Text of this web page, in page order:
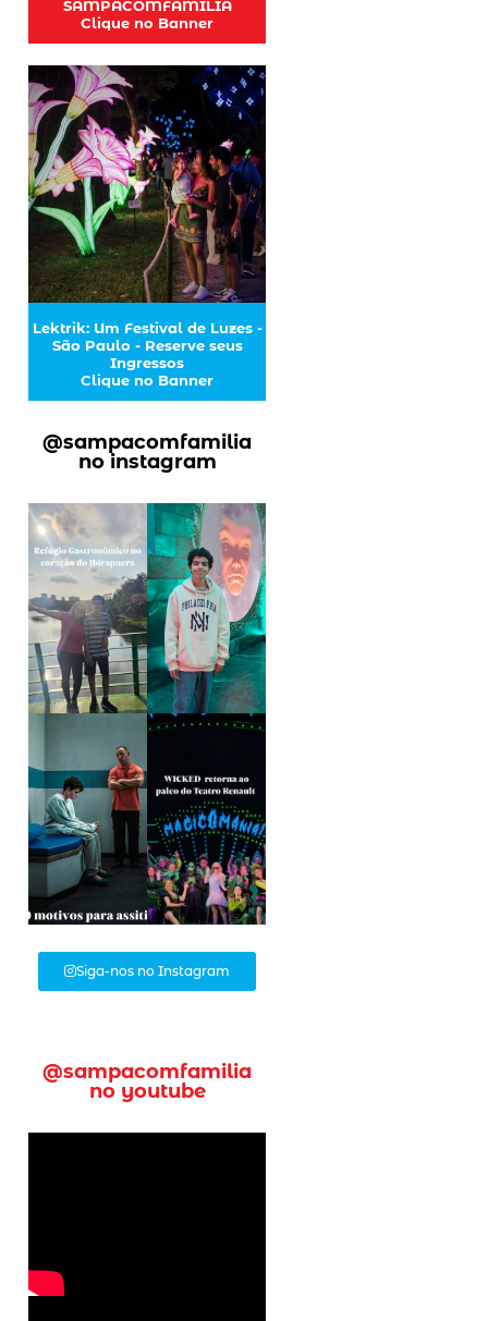
SAMPACOMFAMILIA
Clique no Banner
Lektrik: Um Festival de Luzes -
São Paulo - Reserve seus
Ingressos
Clique no Banner
@sampacomfamilia
no instagram
Siga-nos no Instagram
@sampacomfamilia
no youtube